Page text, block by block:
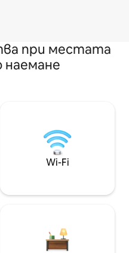
при местата
наемане
Wi-Fi